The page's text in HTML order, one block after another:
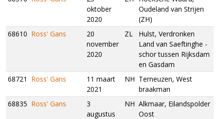
oktober
2020
Oudeland van Strijen
(ZH)
68610 Ross' Gans
20
november
2020
ZL
Hulst, Verdronken
Land van Saeftinghe -
schor tussen Rijksdam
en Gasdam
68721
Ross' Gans
11 maart
2021
NH Terneuzen, West
braakman
68835 Ross' Gans
3
augustus
NH Alkmaar, Eilandspolder
Oost